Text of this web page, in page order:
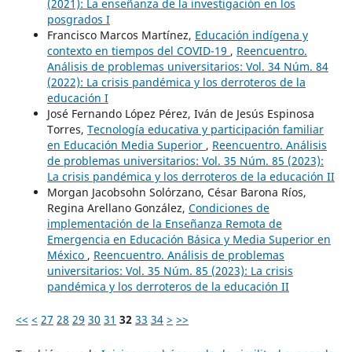
(2021): La enseñanza de la investigación en los
posgrados I
Francisco Marcos Martínez, Educación indígena y
contexto en tiempos del COVID-19 , Reencuentro.
Análisis de problemas universitarios: Vol. 34 Núm. 84
(2022): La crisis pandémica y los derroteros de la
educación I
José Fernando López Pérez, Iván de Jesús Espinosa
Torres, Tecnología educativa y participación familiar
en Educación Media Superior , Reencuentro. Análisis
de problemas universitarios: Vol. 35 Núm. 85 (2023):
La crisis pandémica y los derroteros de la educación II
Morgan Jacobsohn Solórzano, César Barona Ríos,
Regina Arellano González, Condiciones de
implementación de la Enseñanza Remota de
Emergencia en Educación Básica y Media Superior en
México , Reencuentro. Análisis de problemas
universitarios: Vol. 35 Núm. 85 (2023): La crisis
pandémica y los derroteros de la educación II
<< < 27 28 29 30 31 32 33 34 > >>